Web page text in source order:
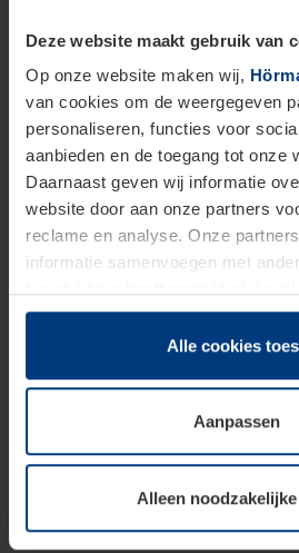
Deze website maakt gebruik van
Op onze website maken wij,
van cookies om de weergegeven
personaliseren, functies voor
aanbieden en de toegang tot onze
Daarnaast geven wij informatie
website door aan onze partners
reclame en analyse. Onze
informatie samenvoegen met
hun diensten hebben verzameld.
Juridisch hebben wij het recht om
van deze pagina's absoluut
soorten cookies is uw
toestemming kunt u op elk
wijzigen of herroepen.
Alle cookies
Aanpassen
Alleen